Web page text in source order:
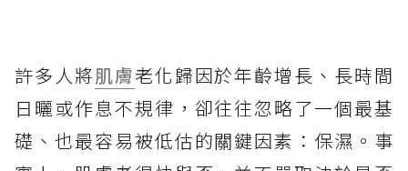
許多人將肌膚老化歸因於年齡增長、長時間
日曬或作息不規律，卻往往忽略了一個最基
礎、也最容易被低估的關鍵因素：保濕。事